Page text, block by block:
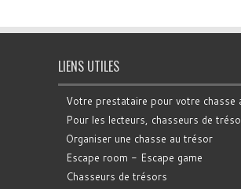
LIENS UTILES
Votre prestataire pour votre chasse
Pour les lecteurs, chasseurs de
Organiser une chasse au trésor
Escape room - Escape game
Chasseurs de trésors